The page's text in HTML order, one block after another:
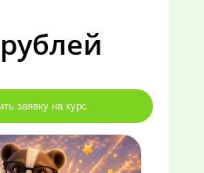
заявку на курс